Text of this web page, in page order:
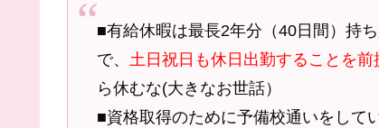
■有給休暇は最長2年分（40日間）持
で、土日祝日も休日出勤することを前
ら休むな(大きなお世話）
■資格取得のために予備校通いをして